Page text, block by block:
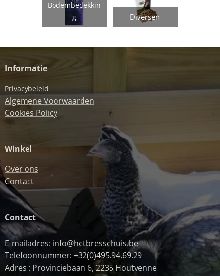
Bodembedekkin
g
Diversen
Informatie
Privacybeleid
Algemene Voorwaarden
Cookies Policy
Winkel
Over ons
Contact
Contact
E-mailadres: info@hetbressehuis.be
Telefoonnummer: +32(0)495.94.69.29
Adres : Provinciebaan 6, 2235 Houtvenne